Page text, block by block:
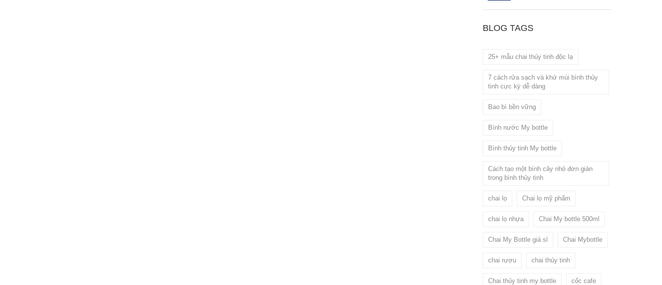
BLOG TAGS
25+ mẫu chai thủy tinh độc lạ
7 cách rửa sạch và khử mùi bình thủy
tinh cực kỳ dễ dàng
Bao bì bền vững
Bình nước My bottle
Bình thủy tinh My bottle
Cách tạo một bình cây nhỏ đơn giản
trong bình thủy tinh
chai lọ Chai lọ mỹ phẩm
chai lọ nhựa Chai My bottle 500ml
Chai My Bottle giá sỉ Chai Mybottle
chai rượu chai thủy tinh
Chai thủy tinh my bottle cốc cafe